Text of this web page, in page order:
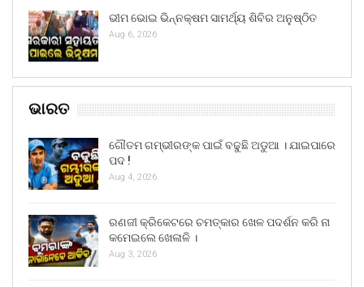
ଭୀମ ଭୋଇ ଭିନ୍ନକ୍ଷମ ସାମର୍ଥ୍ୟ ଶିବିର ଅନୁଷ୍ଠିତ
Aug 6, 2026
ଭାରତ
ଗୌତମ ଗମ୍ଭୀରଙ୍କ ପାଇଁ ବଢୁଛି ଅଡୁଆ । ଯାଇପାରେ
ପଦ !
Aug 4, 2026
ରଣଜୀ କ୍ରିକେଟରେ ଚମତ୍କାର ଖେଳ ପଦର୍ଶନ କରି ନା
କମେଇଲେ ଖେଳାଳି ।
Aug 3, 2026